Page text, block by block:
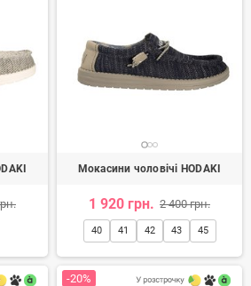
Мокасини чоловічі HODAKI
1 920 грн. 2 400 грн.
40 41 42 43 45
-20%